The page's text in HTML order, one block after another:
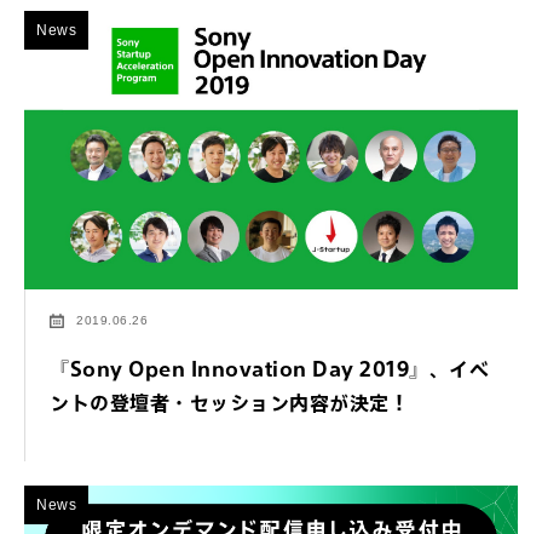
News
2019.06.26
『Sony Open Innovation Day 2019』、イベ
ントの登壇者・セッション内容が決定！
News